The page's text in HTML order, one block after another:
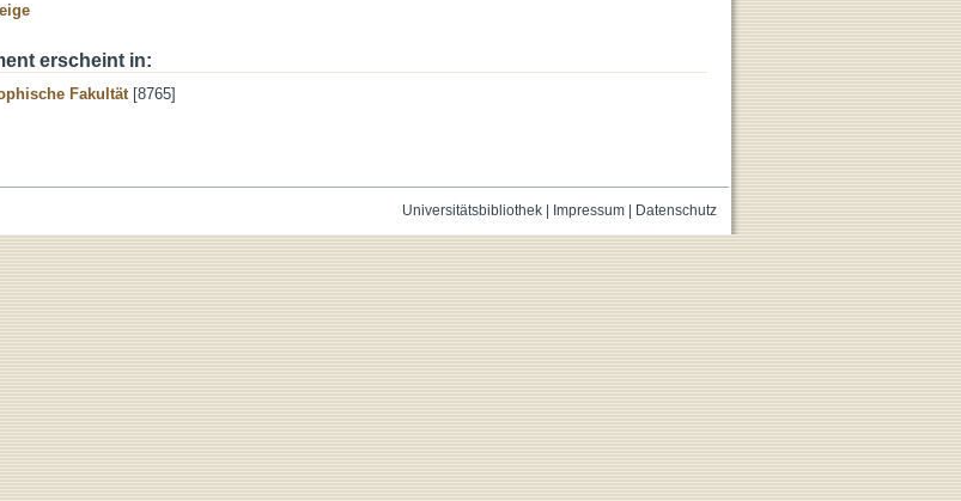
erscheint in:
Fakultät[8765]
Universitätsbibliothek| Impressum| Datenschutz